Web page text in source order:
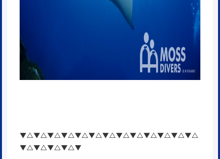
▼△▼△▼△▼△▼△▼△▼△▼△▼△▼△▼△▼△▼△
▼△▼△▼△▼△▼